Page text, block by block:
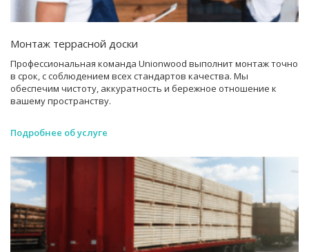
Монтаж террасной доски
Профессиональная команда Unionwood выполнит монтаж точно
в срок, с соблюдением всех стандартов качества. Мы
обеспечим чистоту, аккуратность и бережное отношение к
вашему пространству.
Подробнее об услуге